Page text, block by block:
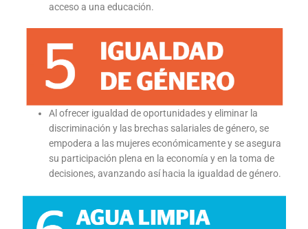
acceso a una educación.
Al ofrecer igualdad de oportunidades y eliminar la
discriminación y las brechas salariales de género, se
empodera a las mujeres económicamente y se asegura
su participación plena en la economía y en la toma de
decisiones, avanzando así hacia la igualdad de género.